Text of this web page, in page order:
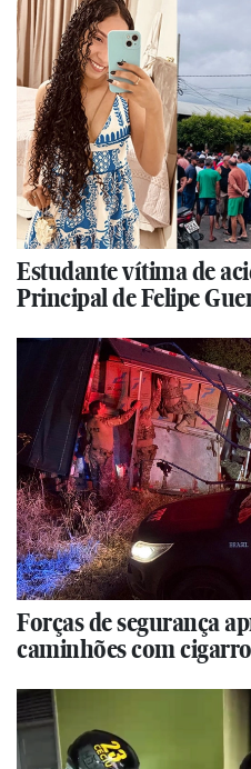
Estudante vítima de
Principal de Felipe
Forças de segurança
caminhões com